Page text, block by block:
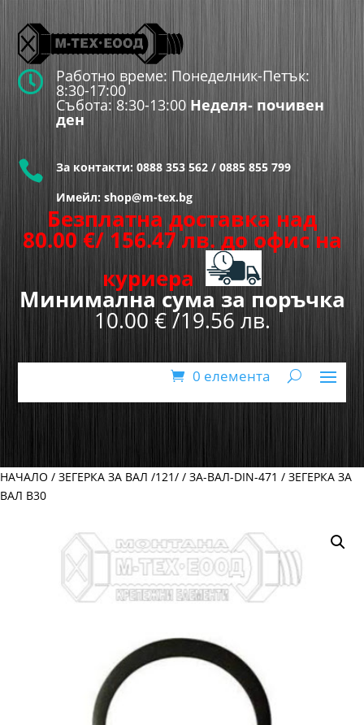
 Работно време: Понеделник-Петък:
8:30-17:00
Събота: 8:30-13:00 Неделя- почивен
ден
 За контакти: 0888 353 562 / 0885 855 799
Имейл: shop@m-tex.bg
Безплатна доставка над
80.00 €/ 156.47 лв. до офис на
куриера
Минимална сума за поръчка
10.00 € /19.56 лв.
0 елемента
НАЧАЛО / ЗЕГЕРКА ЗА ВАЛ /121/ / ЗА-ВАЛ-DIN-471 / ЗЕГЕРКА ЗА
ВАЛ В30